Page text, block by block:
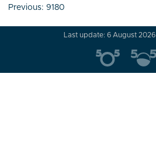
Post
Previous: 9180
Last update: 6 August 2026